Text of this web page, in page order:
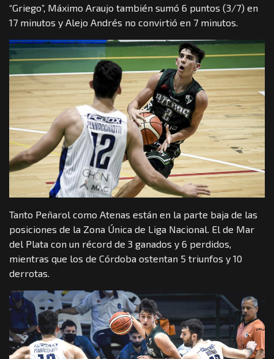
“Griego”, Máximo Araujo también sumó 6 puntos (3/7) en
17 minutos y Alejo Andrés no convirtió en 7 minutos.
Tanto Peñarol como Atenas están en la parte baja de las
posiciones de la Zona Única de Liga Nacional. El de Mar
del Plata con un récord de 3 ganados y 6 perdidos,
mientras que los de Córdoba ostentan 5 triunfos y 10
derrotas.